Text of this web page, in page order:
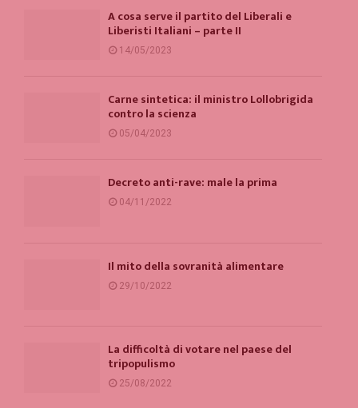
A cosa serve il partito del Liberali e
Liberisti Italiani – parte II
14/05/2023
Carne sintetica: il ministro Lollobrigida
contro la scienza
05/04/2023
Decreto anti-rave: male la prima
04/11/2022
Il mito della sovranità alimentare
29/10/2022
La difficoltà di votare nel paese del
tripopulismo
25/08/2022